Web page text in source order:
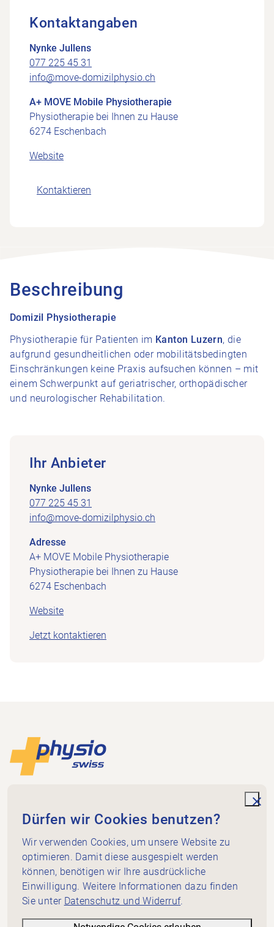
Kontaktangaben
Nynke Jullens
077 225 45 31
info@move-domizilphysio.ch
A+ MOVE Mobile Physiotherapie
Physiotherapie bei Ihnen zu Hause
6274 Eschenbach
Website
Kontaktieren
Beschreibung
Domizil Physiotherapie
Physiotherapie für Patienten im Kanton Luzern, die
aufgrund gesundheitlichen oder mobilitätsbedingten
Einschränkungen keine Praxis aufsuchen können – mit
einem Schwerpunkt auf geriatrischer, orthopädischer
und neurologischer Rehabilitation.
Ihr Anbieter
Nynke Jullens
077 225 45 31
info@move-domizilphysio.ch
Adresse
A+ MOVE Mobile Physiotherapie
Physiotherapie bei Ihnen zu Hause
6274 Eschenbach
Website
Jetzt kontaktieren
Footer
Dammweg 3
3013 Bern
+41 58 255 36 00
info@physioswiss.ch
Social Media
Wichtiges
Wissen
Dienstleistungen
Dürfen wir Cookies benutzen?
Wir verwenden Cookies, um unsere Website zu
optimieren. Damit diese ausgespielt werden
können, benötigen wir Ihre ausdrückliche
Einwilligung. Weitere Informationen dazu finden
Sie unter Datenschutz und Widerruf.